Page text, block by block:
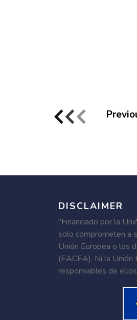
DISCLAIMER
"Financiado por la
solo comprometen a
Unión Europea o los
(EACEA). Ni la
responsables de